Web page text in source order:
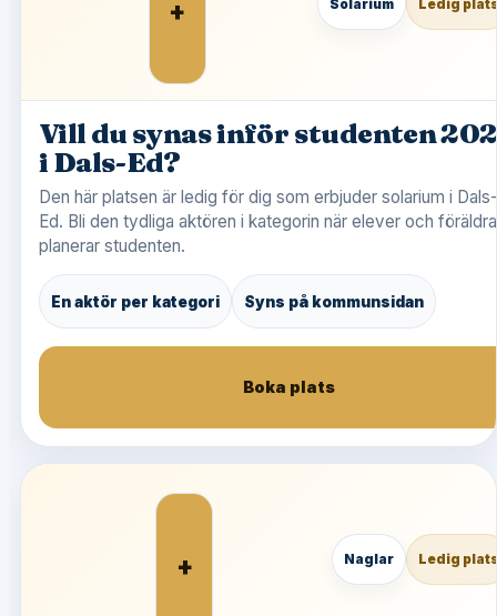
+ Solarium Ledig
Vill du synas inför studenten
i Dals-Ed?
Den här platsen är ledig för dig som erbjuder solarium i Dals-
Ed. Bli den tydliga aktören i kategorin när elever och
planerar studenten.
En aktör per kategori Syns på kommunsidan
Boka plats
+ Naglar Ledig